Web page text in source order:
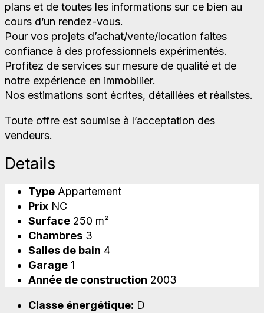
plans et de toutes les informations sur ce bien au
cours d’un rendez-vous.
Pour vos projets d’achat/vente/location faites
confiance à des professionnels expérimentés.
Profitez de services sur mesure de qualité et de
notre expérience en immobilier.
Nos estimations sont écrites, détaillées et réalistes.
Toute offre est soumise à l’acceptation des
vendeurs.
Details
Type Appartement
Prix NC
Surface 250 m²
Chambres 3
Salles de bain 4
Garage 1
Année de construction 2003
Classe énergétique: D